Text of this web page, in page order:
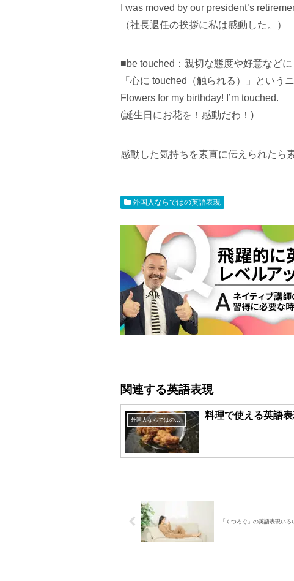
I was moved by our president’s
（社長退任の挨拶に私は感動した。）
■be touched：親切な態度や好意などに
「心に touched（触られる）」という
Flowers for my birthday! I’m touched.
(誕生日にお花を！感動だわ！)
感動した気持ちを素直に伝えられたら
外国人ならではの英語表現
関連する英語表現
外国人ならではの英語表現 料理で使える英語
「くつろぐ」の英語表現いろ